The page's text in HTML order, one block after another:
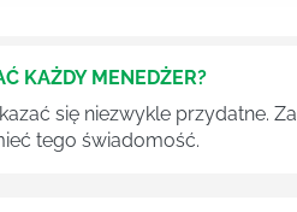
KAŻDY MENEDŻER?
się niezwykle przydatne.
tego świadomość.